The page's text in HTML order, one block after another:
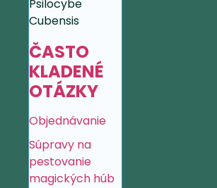
Psilocybe
Cubensis
ČASTO
KLADENÉ
OTÁZKY
Objednávanie
Súpravy na
pestovanie
magických húb